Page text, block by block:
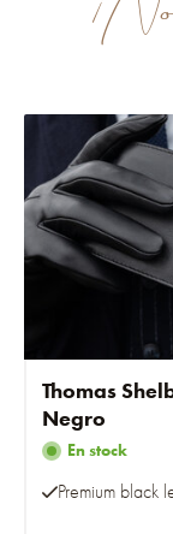
¡No
Thomas
Negro
En stock
Premium black